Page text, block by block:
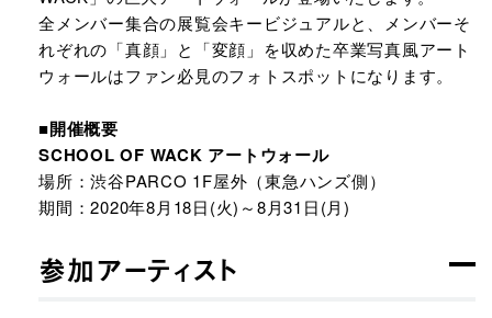
全メンバー集合の展覧会キービジュアルと、メンバーそ
れぞれの「真顔」と「変顔」を収めた卒業写真風アート
ウォールはファン必見のフォトスポットになります。
■開催概要
SCHOOL OF WACK アートウォール
場所：渋谷PARCO 1F屋外（東急ハンズ側）
期間：2020年8月18日(火)～8月31日(月)
参加アーティスト